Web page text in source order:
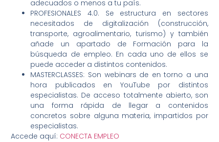
adecuados o menos a tu país.
PROFESIONALES 4.0. Se estructura en sectores
necesitados de digitalización (construcción,
transporte, agroalimentario, turismo) y también
añade un apartado de Formación para la
búsqueda de empleo. En cada uno de ellos se
puede acceder a distintos contenidos.
MASTERCLASSES: Son webinars de en torno a una
hora publicados en YouTube por distintos
especialistas. De acceso totalmente abierto, son
una forma rápida de llegar a contenidos
concretos sobre alguna materia, impartidos por
especialistas.
Accede aquí: CONECTA EMPLEO